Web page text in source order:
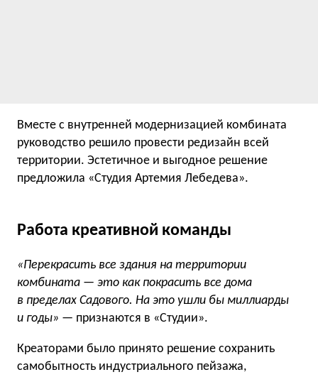
Вместе с внутренней модернизацией комбината
руководство решило провести редизайн всей
территории. Эстетичное и выгодное решение
предложила «Студия Артемия Лебедева».
Работа креативной команды
«Перекрасить все здания на территории
комбината — это как покрасить все дома
в пределах Садового. На это ушли бы миллиарды
и годы» — признаются в «Студии».
Креаторами было принято решение сохранить
самобытность индустриального пейзажа,